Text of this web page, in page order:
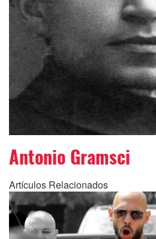
Antonio Gramsci
Artículos Relacionados